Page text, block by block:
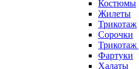
Костюмы
Жилеты
Трикотаж
Сорочки
Фартуки
Халаты